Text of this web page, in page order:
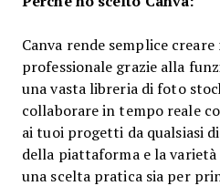
Canva rende semplice
professionale grazie alla
una vasta libreria di foto
collaborare in tempo reale
ai tuoi progetti da qualsiasi
della piattaforma e la
una scelta pratica sia per